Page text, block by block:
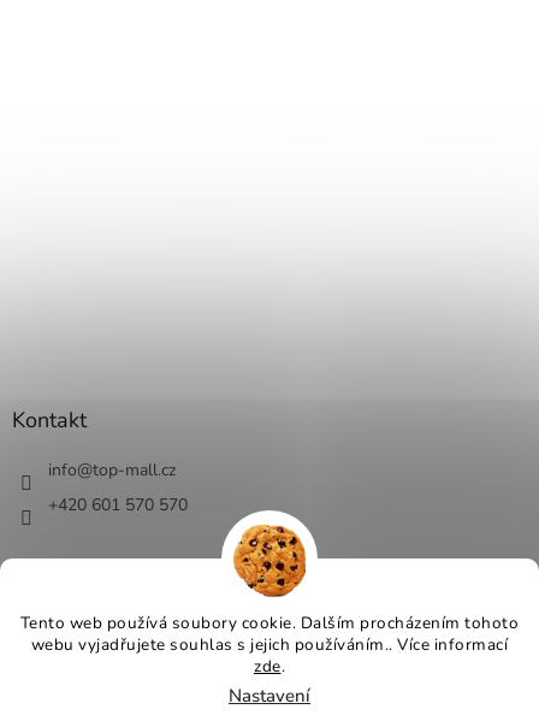
Tento web používá soubory cookie. Dalším procházením tohoto
webu vyjadřujete souhlas s jejich používáním.. Více informací
zde.
Nastavení
Kontakt
info@top-mall.cz
+420 601 570 570
Vytvořil Shoptet